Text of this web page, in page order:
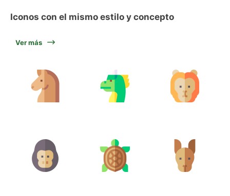
Iconos con el mismo estilo y concepto
Ver más